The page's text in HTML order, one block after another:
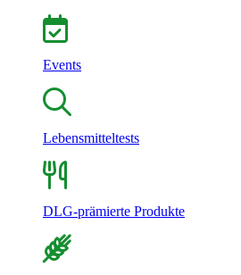
Events
Lebensmitteltests
DLG-prämierte Produkte